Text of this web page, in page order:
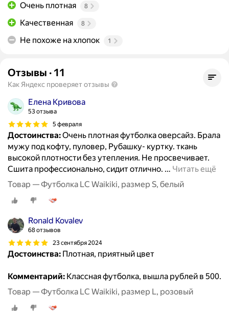
Очень плотная
8
Качественная 8
Не похоже на хлопок 1
Отзывы · 11
Как Яндекс проверяет отзывы
Елена Кривова
53 отзыва
5 февраля
Достоинства:Очень плотная футболка оверсайз. Брала
мужу под кофту, пуловер, Рубашку- куртку. ткань
высокой плотности без утепления. Не просвечивает.
Сшита профессионально, сидит отлично. … Читать ещё
Товар — Футболка LC Waikiki, размер S, белый
Ronald Kovalev
68 отзывов
23 сентября 2024
Достоинства: Плотная, приятный цвет
Комментарий: Классная футболка, вышла рублей в 500.
Товар — Футболка LC Waikiki, размер L, розовый